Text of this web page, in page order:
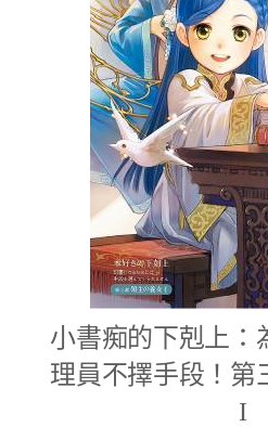
小書痴的下剋上：
理員不擇手段！第
I